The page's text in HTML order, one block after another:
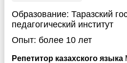
Образование: Таразский
педагогический институт
Опыт: более 10 лет
Репетитор казахского языка